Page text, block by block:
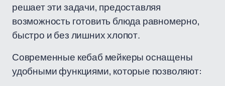
решает эти задачи, предоставляя
возможность готовить блюда равномерно,
быстро и без лишних хлопот.
Современные кебаб мейкеры оснащены
удобными функциями, которые позволяют: